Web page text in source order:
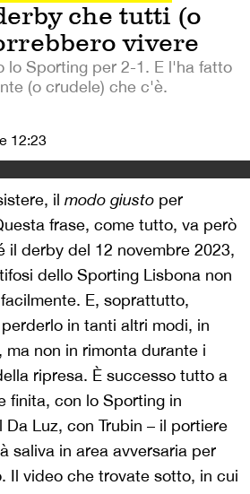
che tutti (o
vivere
lo Sporting per 2-1. E l'ha fatto
(o crudele) che c'è.
12:23
il modo giusto per
frase, come tutto, va però
il derby del 12 novembre 2023,
dello Sporting Lisbona non
E, soprattutto,
in tanti altri modi, in
non in rimonta durante i
ripresa. È successo tutto a
finita, con lo Sporting in
Luz, con Trubin – il portiere
saliva in area avversaria per
Il video che trovate sotto, in cui